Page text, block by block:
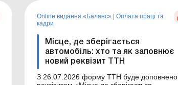
Online видання «Баланс»
Оплата праці та
кадри
Місце, де зберігається
автомобіль: хто та як заповнює
новий реквізит ТТН
З 26.07.2026 форму ТТН буде доповнено